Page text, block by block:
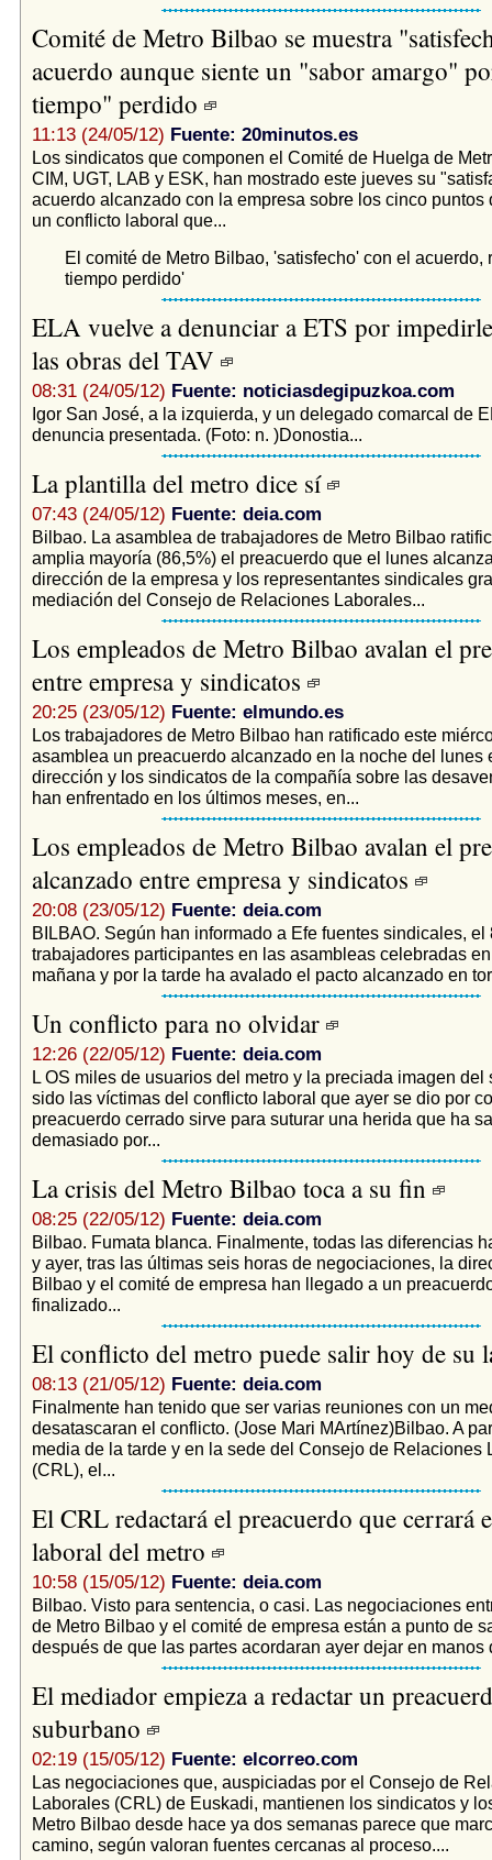
Comité de Metro Bilbao se muestra
acuerdo aunque siente un "sabor amargo"
tiempo" perdido
11:13 (24/05/12) Fuente: 20minutos.es
Los sindicatos que componen el Comité de Huelga de
CIM, UGT, LAB y ESK, han mostrado este jueves su
acuerdo alcanzado con la empresa sobre los cinco puntos
un conflicto laboral que...
El comité de Metro Bilbao, 'satisfecho' con el acuerdo,
tiempo perdido'
ELA vuelve a denunciar a ETS por
las obras del TAV
08:31 (24/05/12) Fuente: noticiasdegipuzkoa.com
Igor San José, a la izquierda, y un delegado comarcal de
denuncia presentada. (Foto: n. )Donostia...
La plantilla del metro dice sí
07:43 (24/05/12) Fuente: deia.com
Bilbao. La asamblea de trabajadores de Metro Bilbao
amplia mayoría (86,5%) el preacuerdo que el lunes
dirección de la empresa y los representantes sindicales
mediación del Consejo de Relaciones Laborales...
Los empleados de Metro Bilbao avalan el
entre empresa y sindicatos
20:25 (23/05/12) Fuente: elmundo.es
Los trabajadores de Metro Bilbao han ratificado este
asamblea un preacuerdo alcanzado en la noche del lunes
dirección y los sindicatos de la compañía sobre las
han enfrentado en los últimos meses, en...
Los empleados de Metro Bilbao avalan el
alcanzado entre empresa y sindicatos
20:08 (23/05/12) Fuente: deia.com
BILBAO. Según han informado a Efe fuentes sindicales, el
trabajadores participantes en las asambleas celebradas
mañana y por la tarde ha avalado el pacto alcanzado en
Un conflicto para no olvidar
12:26 (22/05/12) Fuente: deia.com
L OS miles de usuarios del metro y la preciada imagen del
sido las víctimas del conflicto laboral que ayer se dio por
preacuerdo cerrado sirve para suturar una herida que ha
demasiado por...
La crisis del Metro Bilbao toca a su fin
08:25 (22/05/12) Fuente: deia.com
Bilbao. Fumata blanca. Finalmente, todas las diferencias
y ayer, tras las últimas seis horas de negociaciones, la
Bilbao y el comité de empresa han llegado a un
finalizado...
El conflicto del metro puede salir hoy de su
08:13 (21/05/12) Fuente: deia.com
Finalmente han tenido que ser varias reuniones con un
desatascaran el conflicto. (Jose Mari MArtínez)Bilbao. A
media de la tarde y en la sede del Consejo de Relaciones
(CRL), el...
El CRL redactará el preacuerdo que cerrará
laboral del metro
10:58 (15/05/12) Fuente: deia.com
Bilbao. Visto para sentencia, o casi. Las negociaciones
de Metro Bilbao y el comité de empresa están a punto de
después de que las partes acordaran ayer dejar en manos
El mediador empieza a redactar un
suburbano
02:19 (15/05/12) Fuente: elcorreo.com
Las negociaciones que, auspiciadas por el Consejo de
Laborales (CRL) de Euskadi, mantienen los sindicatos y
Metro Bilbao desde hace ya dos semanas parece que
camino, según valoran fuentes cercanas al proceso....